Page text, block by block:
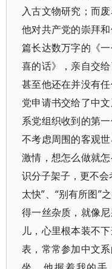
入古文物研究；而
他对共产党的崇拜
篇长达数万字的《
喜的话》，亲自交
甚至他还在并没有
党申请书交给了中
系党组织收到的第
不考虑周围的客观
激情，想怎么做就
识分子架子，更不
太快”、“别有所图”
得一丝杂质，就像
儿，心里根本装不
表，常常参加中文